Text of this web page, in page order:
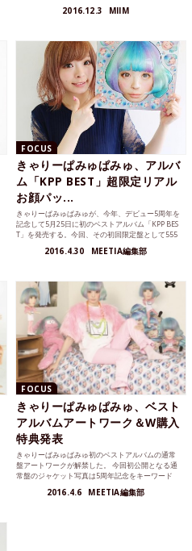
ビジュアルブックも同月8日に発売が決定しまし
2016.12.3 MIIM
FOCUS
きゃりーぱみゅぱみゅ、アルバ
ム「KPP BEST」超限定リアル
お顔パッ...
きゃりーぱみゅぱみゅが、今年、デビュー5周年を
記念して5月25日に初のベストアルバム「KPP BES
T」を発売する。今回、その初回限定盤として555
2016.4.30 MEETIA編集部
FOCUS
きゃりーぱみゅぱみゅ、ベスト
アルバムアートワーク＆W購入
特典発表
きゃりーぱみゅぱみゅ初のベストアルバムの通常
盤アートワークが解禁した。 今回初公開となる通
常盤のジャケット写真は5周年記念をキーワード
2016.4.6 MEETIA編集部